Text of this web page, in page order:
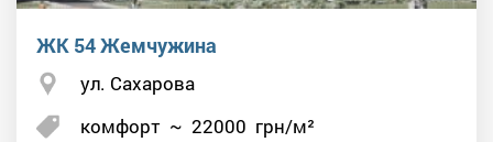
ЖК 54 Жемчужина
ул. Сахарова
комфорт ~ 22000 грн/м²